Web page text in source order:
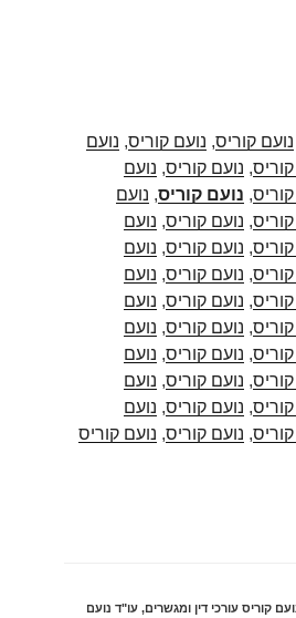
נועם קוריס, נועם קוריס, נועם
, נועם קוריס, נועם
, נועם קוריס, נועם
, נועם קוריס, נועם
, נועם קוריס, נועם
, נועם קוריס, נועם
, נועם קוריס, נועם
, נועם קוריס, נועם
, נועם קוריס, נועם
, נועם קוריס, נועם
, נועם קוריס, נועם
, נועם קוריס, נועם קוריס
קוריס עורכי דין ומגשרים,עו"ד נועם